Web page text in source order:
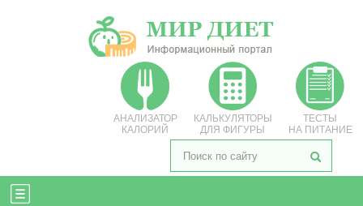
АНАЛИЗАТОР
КАЛОРИЙ
КАЛЬКУЛЯТОРЫ
ДЛЯ ФИГУРЫ
ТЕСТЫ
НА ПИТАНИЕ